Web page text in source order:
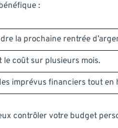
:
la prochaine rentrée
le coût sur plusieurs mois.
imprévus financiers tout en
contrôler votre budget